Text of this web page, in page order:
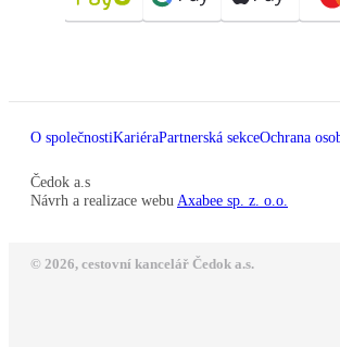
O společnostiKariéraPartnerská sekceOchrana
Čedok a.s
Návrh a realizace webu Axabee sp. z. o.o.
© 2026, cestovní kancelář Čedok a.s.